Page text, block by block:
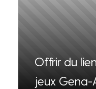
Offrir du
jeux